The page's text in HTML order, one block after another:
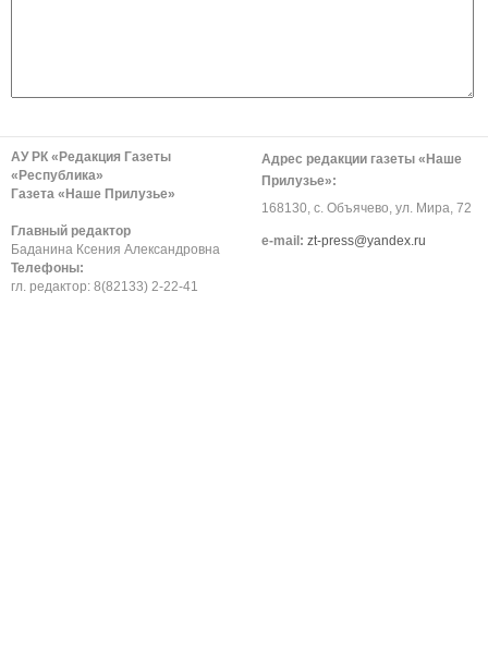
АУ РК «Редакция Газеты
«Республика»
Газета «Наше Прилузье»
Главный редактор
Баданина Ксения Александровна
Телефоны:
гл. редактор: 8(82133) 2-22-41
Адрес редакции газеты «Наше
Прилузье»:
168130, с. Объячево, ул. Мира, 72
е-mail: zt-press@yandex.ru